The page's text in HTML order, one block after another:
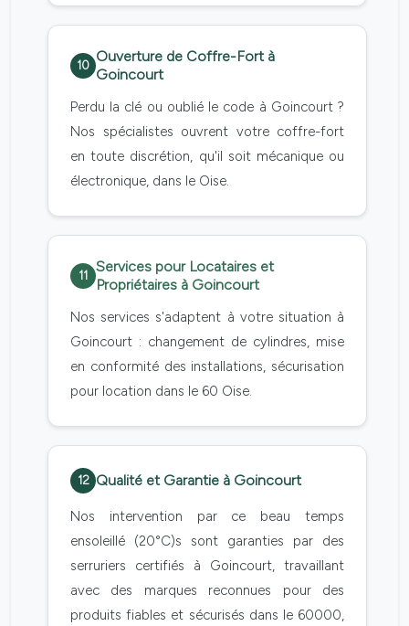
10
Ouverture de Coffre-Fort à
Goincourt
Perdu la clé ou oublié le code à Goincourt ?
Nos spécialistes ouvrent votre coffre-fort
en toute discrétion, qu'il soit mécanique ou
électronique, dans le Oise.
11
Services pour Locataires et
Propriétaires à Goincourt
Nos services s'adaptent à votre situation à
Goincourt : changement de cylindres, mise
en conformité des installations, sécurisation
pour location dans le 60 Oise.
12 Qualité et Garantie à Goincourt
Nos intervention par ce beau temps
ensoleillé (20°C)s sont garanties par des
serruriers certifiés à Goincourt, travaillant
avec des marques reconnues pour des
produits fiables et sécurisés dans le 60000,